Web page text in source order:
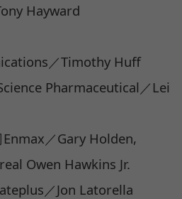
Hayward
／Timothy Huff
Pharmaceutical／Lei
Enmax／Gary Holden,
Owen Hawkins Jr.
／Jon Latorella